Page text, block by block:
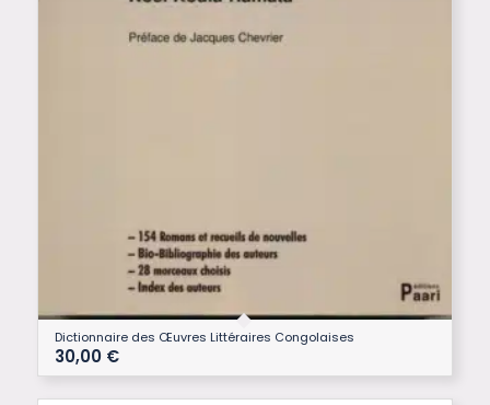
Dictionnaire des Œuvres Littéraires Congolaises
30,00 €